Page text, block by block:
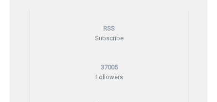
RSS
Subscribe
37005
Followers